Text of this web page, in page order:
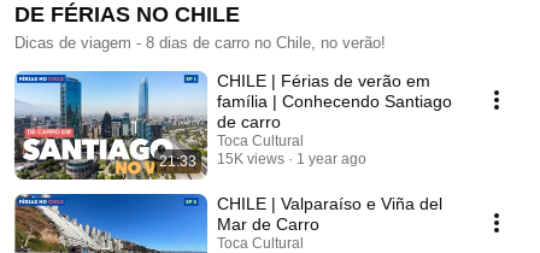
DE FÉRIAS NO CHILE
Dicas de viagem - 8 dias de carro no Chile, no verão!
21:33
CHILE | Férias de verão em
família | Conhecendo Santiago
de carro
Toca Cultural
15K views
1 year ago
CHILE | Valparaíso e Viña del
Mar de Carro
Toca Cultural